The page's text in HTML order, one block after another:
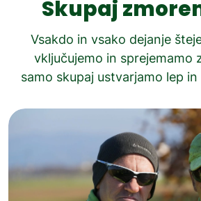
Skupaj
Vsakdo in vsako dejanje
vključujemo in sprejemamo
samo skupaj ustvarjamo lep